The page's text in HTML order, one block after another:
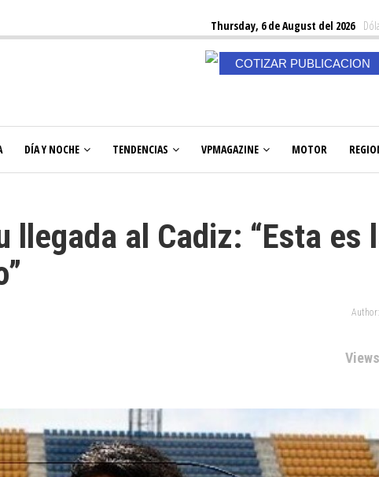
Thursday, 6 de August del 2026
COTIZAR PUBLICACION
DÍA Y NOCHE TENDENCIAS VPMAGAZINE MOTOR
llegada al Cadiz: “Esta es